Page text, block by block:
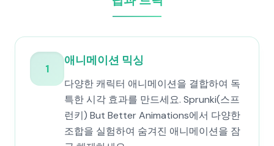
1
애니메이션 믹싱
다양한 캐릭터 애니메이션을 결합하여 독
특한 시각 효과를 만드세요. Sprunki(스프
런키) But Better Animations에서 다양한
조합을 실험하여 숨겨진 애니메이션을 잠